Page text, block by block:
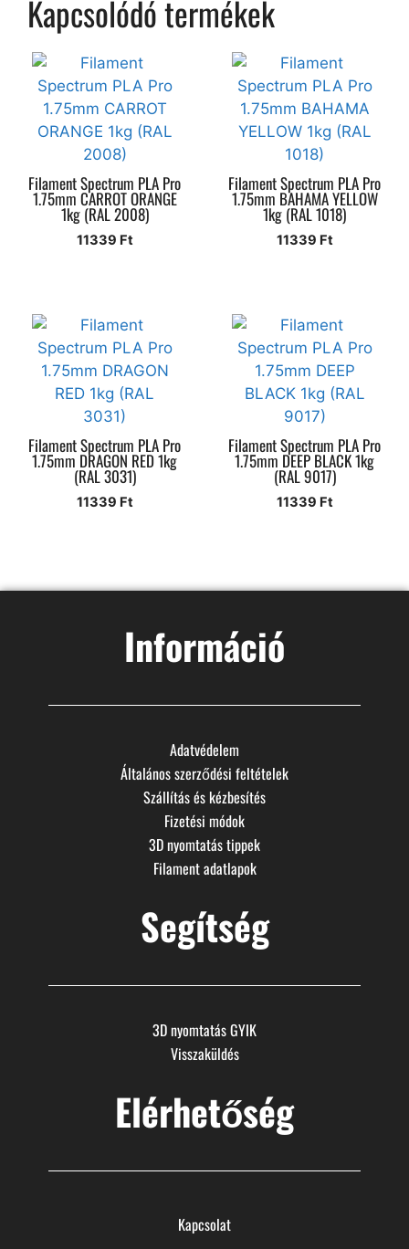
Kapcsolódó termékek
Filament Spectrum PLA Pro
1.75mm CARROT ORANGE
1kg (RAL 2008)
11339 Ft
Filament Spectrum PLA Pro
1.75mm BAHAMA YELLOW
1kg (RAL 1018)
11339 Ft
Filament Spectrum PLA Pro
1.75mm DRAGON RED 1kg
(RAL 3031)
11339 Ft
Filament Spectrum PLA Pro
1.75mm DEEP BLACK 1kg
(RAL 9017)
11339 Ft
Információ
Adatvédelem
Általános szerződési feltételek
Szállítás és kézbesítés
Fizetési módok
3D nyomtatás tippek
Filament adatlapok
Segítség
3D nyomtatás GYIK
Visszaküldés
Elérhetőség
Kapcsolat